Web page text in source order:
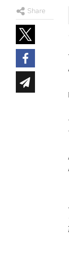
Share